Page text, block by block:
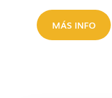
MÁS INFO